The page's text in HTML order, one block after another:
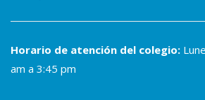
Horario de atención del colegio:
am a 3:45 pm